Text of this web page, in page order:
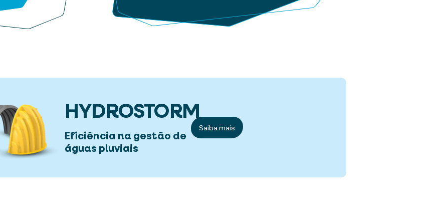
HYDROSTORM
Eficiência na gestão de
águas pluviais
Saiba mais